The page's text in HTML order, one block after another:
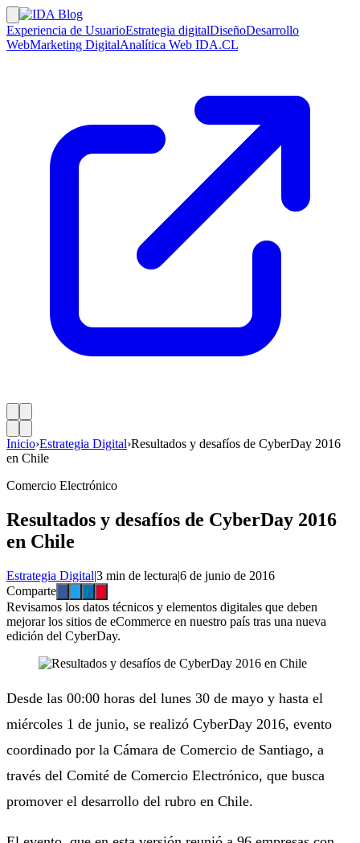
Experiencia de UsuarioEstrategia digitalDiseñoDesarrollo
WebMarketing DigitalAnalítica Web IDA.CL
Inicio›Estrategia Digital›Resultados y desafíos de CyberDay 2016
en Chile
Comercio Electrónico
Resultados y desafíos de CyberDay 2016
en Chile
Estrategia Digital|3 min de lectura|6 de junio de 2016
Comparte
Revisamos los datos técnicos y elementos digitales que deben
mejorar los sitios de eCommerce en nuestro país tras una nueva
edición del CyberDay.
Desde las 00:00 horas del lunes 30 de mayo y hasta el
miércoles 1 de junio, se realizó CyberDay 2016, evento
coordinado por la Cámara de Comercio de Santiago, a
través del Comité de Comercio Electrónico, que busca
promover el desarrollo del rubro en Chile.